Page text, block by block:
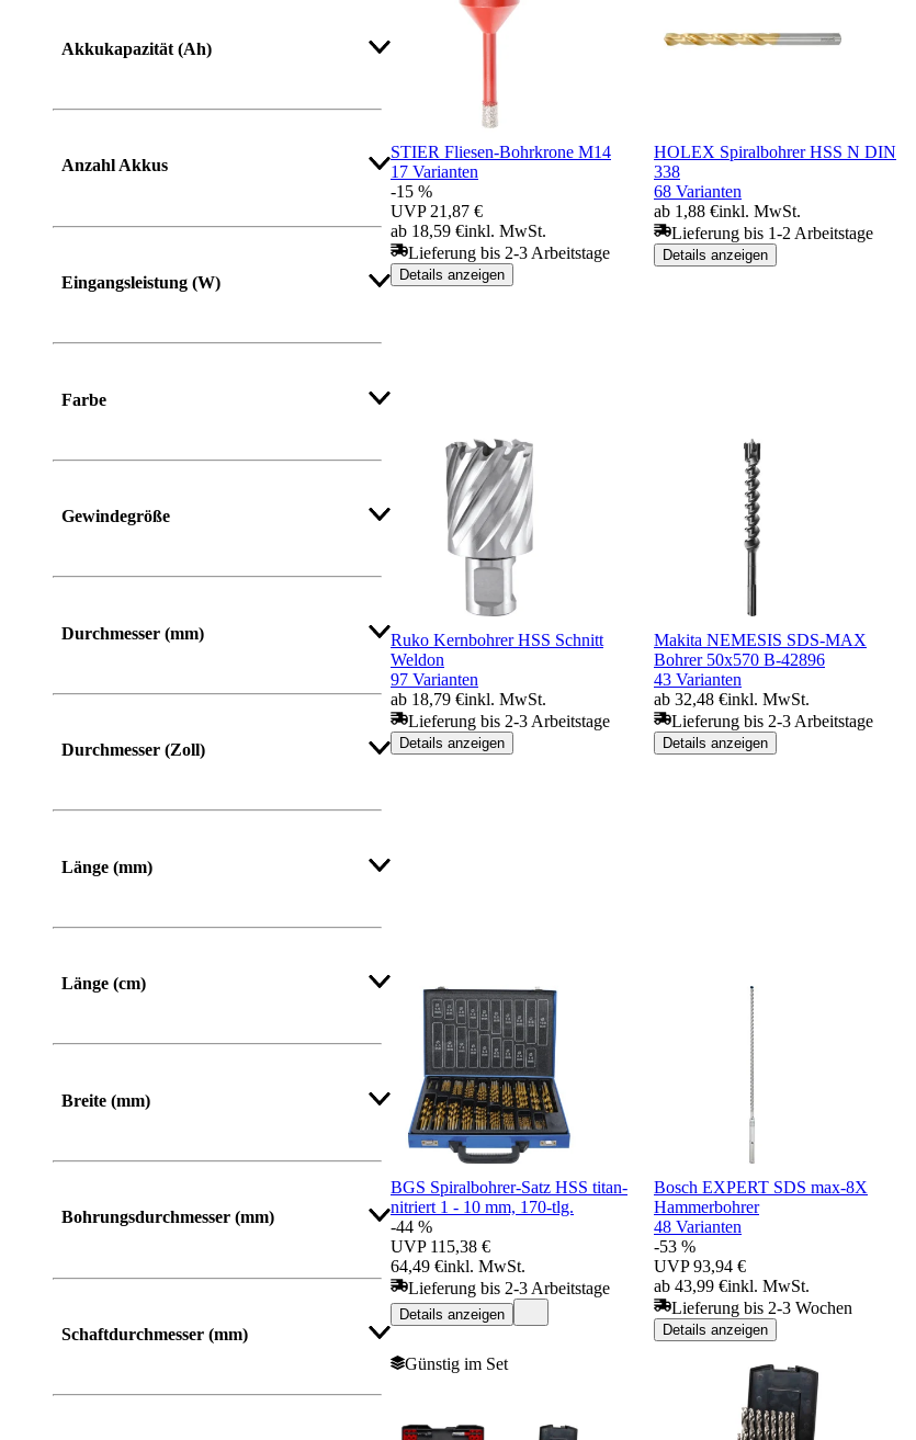
Akkukapazität (Ah)
Anzahl Akkus
Eingangsleistung (W)
Farbe
Gewindegröße
Durchmesser (mm)
Durchmesser (Zoll)
Länge (mm)
Von Bis
Länge (cm)
Breite (mm)
Von Bis
Bohrungsdurchmesser (mm)
Schaftdurchmesser (mm)
STIER Fliesen-Bohrkrone M14
17 Varianten
-15 %
UVP 21,87 €
ab 18,59 €inkl. MwSt.
Lieferung bis 2-3 Arbeitstage
Details anzeigen
HOLEX Spiralbohrer HSS N DIN
338
68 Varianten
ab 1,88 €inkl. MwSt.
Lieferung bis 1-2 Arbeitstage
Details anzeigen
Ruko Kernbohrer HSS Schnitt
Weldon
97 Varianten
ab 18,79 €inkl. MwSt.
Lieferung bis 2-3 Arbeitstage
Details anzeigen
Makita NEMESIS SDS-MAX
Bohrer 50x570 B-42896
43 Varianten
ab 32,48 €inkl. MwSt.
Lieferung bis 2-3 Arbeitstage
Details anzeigen
BGS Spiralbohrer-Satz HSS titan-
nitriert 1 - 10 mm, 170-tlg.
-44 %
UVP 115,38 €
64,49 €inkl. MwSt.
Lieferung bis 2-3 Arbeitstage
Details anzeigen
Bosch EXPERT SDS max-8X
Hammerbohrer
48 Varianten
-53 %
UVP 93,94 €
ab 43,99 €inkl. MwSt.
Lieferung bis 2-3 Wochen
Details anzeigen
Günstig im Set